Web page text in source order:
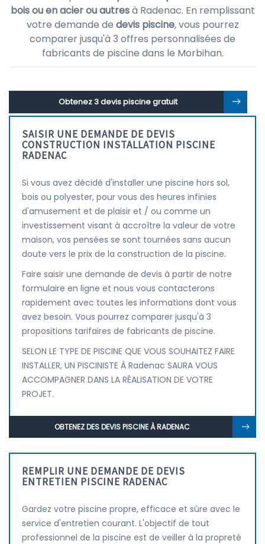
bois ou en acier ou autresà Radenac. En remplissant
votre demande de devis piscine, vous pourrez
comparer jusqu'à 3 offres personnalisées de
fabricants de piscine dans le Morbihan.
Obtenez 3 devis piscine gratuit
SAISIR UNE DEMANDE DE DEVIS
CONSTRUCTION INSTALLATION PISCINE
RADENAC
Si vous avez décidé d'installer une piscine hors sol,
bois ou polyester, pour vous des heures infinies
d'amusement et de plaisir et / ou comme un
investissement visant à accroître la valeur de votre
maison, vos pensées se sont tournées sans aucun
doute vers le prix de la construction de la piscine.
Faire saisir une demande de devis à partir de notre
formulaire en ligne et nous vous contacterons
rapidement avec toutes les informations dont vous
avez besoin. Vous pourrez comparer jusqu'à 3
propositions tarifaires de fabricants de piscine.
SELON LE TYPE DE PISCINE QUE VOUS SOUHAITEZ FAIRE
INSTALLER, UN PISCINISTE À Radenac SAURA VOUS
ACCOMPAGNER DANS LA RÉALISATION DE VOTRE
PROJET.
OBTENEZ DES DEVIS PISCINE À RADENAC
REMPLIR UNE DEMANDE DE DEVIS
ENTRETIEN PISCINE RADENAC
Gardez votre piscine propre, efficace et sûre avec le
service d'entretien courant. L'objectif de tout
professionnel de la piscine est de veiller à la propreté